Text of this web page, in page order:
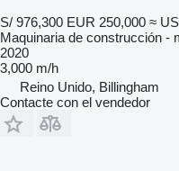
S/ 976,300 EUR 250,000 ≈
Maquinaria de construcción -
2020
3,000 m/h
Reino Unido, Billingham
Contacte con el vendedor